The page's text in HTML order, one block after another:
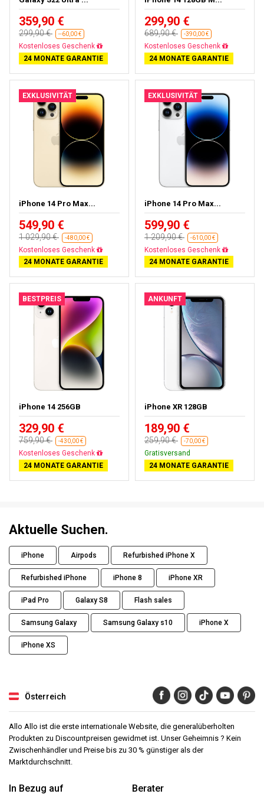
359,90 €
299,90 € --60,00 €
Fast ausverkauft
24 MONATE GARANTIE
299,90 €
689,90 € -390,00 €
Gratisversand
24 MONATE GARANTIE
EXKLUSIVITÄT
iPhone 14 Pro Max...
549,90 €
1 029,90 € -480,00 €
Gratisversand
24 MONATE GARANTIE
EXKLUSIVITÄT
iPhone 14 Pro Max...
599,90 €
1 209,90 € -610,00 €
Gratisversand
24 MONATE GARANTIE
BESTPREIS
iPhone 14 256GB
329,90 €
759,90 € -430,00 €
Gratisversand
24 MONATE GARANTIE
ANKUNFT
iPhone XR 128GB
189,90 €
259,90 € -70,00 €
Gratisversand
24 MONATE GARANTIE
Aktuelle Suchen.
iPhone Airpods Refurbished iPhone X
Refurbished iPhone iPhone 8 iPhone XR
iPad Pro Galaxy S8 Flash sales
Samsung Galaxy Samsung Galaxy s10 iPhone X
iPhone XS
Österreich
Allo Allo ist die erste internationale Website, die generalüberholten
Produkten zu Discountpreisen gewidmet ist. Unser Geheimnis ? Kein
Zwischenhändler und Preise bis zu 30 % günstiger als der
Marktdurchschnitt.
In Bezug auf Berater